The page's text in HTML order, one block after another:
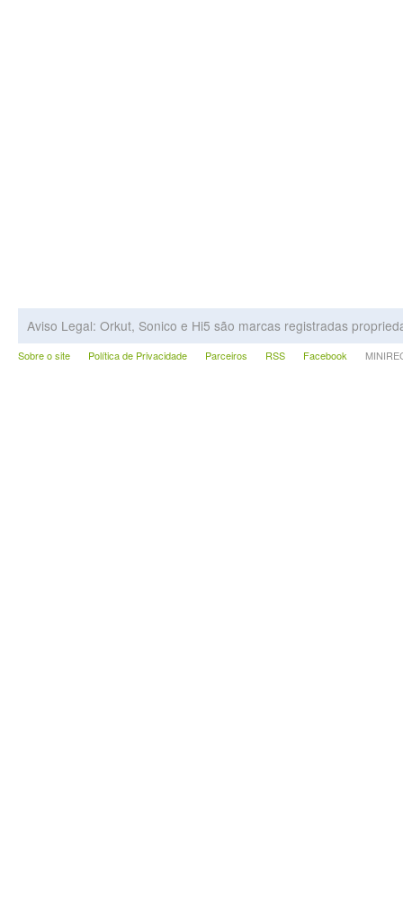
Aviso Legal: Orkut, Sonico e Hi5 são marcas registradas
Sobre o site Política de Privacidade Parceiros RSS Facebook